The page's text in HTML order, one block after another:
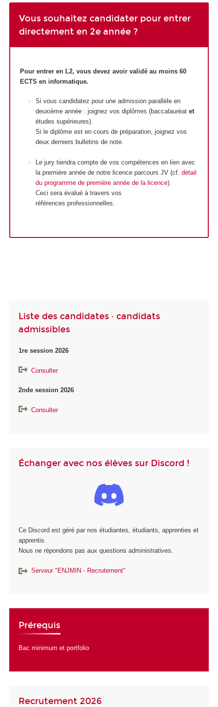
Vous souhaitez candidater pour entrer
directement en 2e année ?
Pour entrer en L2, vous devez avoir validé au moins 60
ECTS en informatique.
Si vous candidatez pour une admission parallèle en
deuxième année : joignez vos diplômes (baccalauréat et
études supérieures).
Si le diplôme est en cours de préparation, joignez vos
deux derniers bulletins de note.
Le jury tiendra compte de vos compétences en lien avec
la première année de notre licence parcours JV (cf. détail
du programme de première année de la licence).
Ceci sera évalué à travers vos
références professionnelles.
Liste des candidates · candidats
admissibles
1re session 2026
Consulter
2nde session 2026
Consulter
Échanger avec nos élèves sur Discord !
Ce Discord est géré par nos étudiantes, étudiants, apprenties et
apprentis.
Nous ne répondons pas aux questions administratives.
Serveur "ENJMIN - Recrutement"
Prérequis
Bac minimum et portfolio
Recrutement 2026